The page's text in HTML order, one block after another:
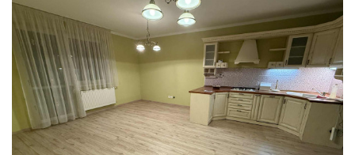
📞 0903 509 294 - Na prenájom
pekný, veľký, priestranný
3izbový byt v Dunajskej Strede